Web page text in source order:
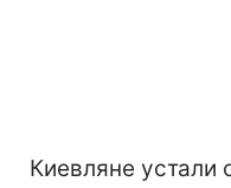
Киевляне устали